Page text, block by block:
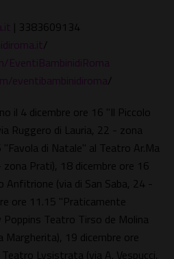
| 3383609134
/
eventibambinidiroma/
il 4 dicembre ore 16 "Il Piccolo
Ruggero di Lauria, 22 - zona
di Natale" al Teatro Ar.Ma
Prati), 18 dicembre ore 16
Anfitrione (via di San Saba, 24 -
ore 11.15 "Praticamente
Teatro Tirso de Molina
Margherita), 19 dicembre ore
Lysistrata (via A. Vespucci,